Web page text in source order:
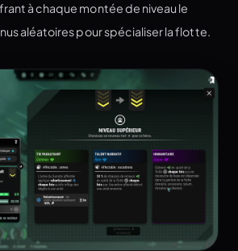
à chaque montée de niveau le
aléatoires pour spécialiser la flotte.